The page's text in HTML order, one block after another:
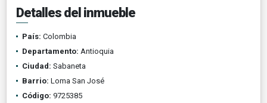
Detalles del inmueble
País: Colombia
Departamento: Antioquia
Ciudad: Sabaneta
Barrio: Loma San José
Código: 9725385